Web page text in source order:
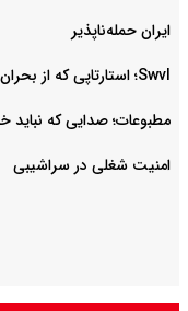
ایران حمله‌ناپذیر
Swvl؛ استارتاپی که از بحران ترافیک قاهره متولد شد
مطبوعات؛ صدایی که
امنیت شغلی در سراشیبی